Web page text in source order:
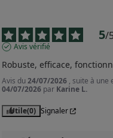
5/
Avis vérifié
Robuste, efficace,
Avis du24/07/2026 , suite à une
04/07/2026 par Karine L.
Utile(0) Signaler